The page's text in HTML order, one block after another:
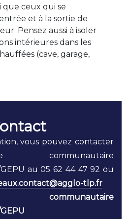
que ceux qui se
et à la sortie de
Pensez aussi à isoler
intérieures dans les
(cave, garage,
vous pouvez contacter
GEPU au 05 62 44 47 92 ou
tlp.fr